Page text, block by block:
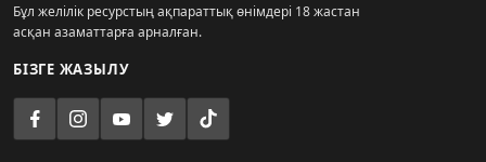
Бұл желілік ресурстың ақпараттық өнімдері 18 жастан
асқан азаматтарға арналған.
БІЗГЕ ЖАЗЫЛУ